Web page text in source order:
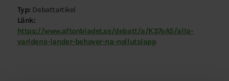
Typ: Debattartikel
Länk:
https://www.aftonbladet.se/debatt/a/K37eA5/alla-
varldens-lander-behover-na-nollutslapp